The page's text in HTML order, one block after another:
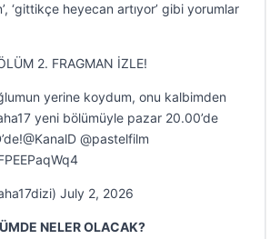
‘gittikçe heyecan artıyor’ gibi yorumlar
2. FRAGMAN İZLE!
yerine koydum, onu kalbimden
yeni bölümüyle pazar 20.00’de
@pastelfilm
July 2, 2026
NELER OLACAK?